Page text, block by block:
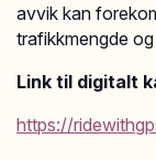
avvik kan
trafikkmengde
Link til digitalt
https://